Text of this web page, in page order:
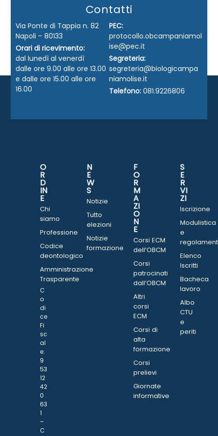
Contatti
Via Ponte di Tappia n. 82
Napoli – 80133
Orari di ricevimento:
dal lunedì al venerdì
dalle ore 9.00 alle ore 13.00
e dalle ore 15.00 alle ore
16.00
PEC:
protocollo.obcampaniamol
ise@pec.it
Segreteria:
segreteria@biologicampa
niamolise.it
Telefono: 081.9226806
O
R
D
IN
E
Chi
siamo
Professione
Codice
deontologico
Amministrazione
Trasparente
C
o
di
ce
Fi
sc
al
e:
9
53
12
42
0
63
1
–
C
N
E
W
S
Notizie
Tutto
elezioni
Notizie
formazione
F
O
R
M
A
ZI
O
N
E
Corsi ECM
dell’OBCM
Corsi
patrocinati
dall’OBCM
Altri
corsi
ECM
Corsi di
alta
formazione
Corsi
prelievi
Giornate
informative
S
E
R
VI
ZI
Iscrizione
Modulistica
e
Elenco
Iscritti
Bacheca
lavoro
Albo
CTU
e
periti